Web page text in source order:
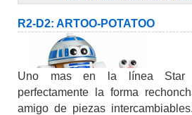
R2-D2: ARTOO-POTATOO
Uno mas en la línea Star
perfectamente la forma
amigo de piezas